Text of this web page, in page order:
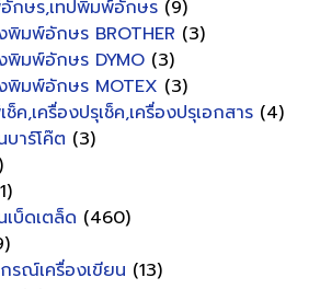
กษร,เทปพิมพ์อักษร (9)
พิมพ์อักษร BROTHER (3)
พิมพ์อักษร DYMO (3)
พิมพ์อักษร MOTEX (3)
ค,เครื่องปรุเช็ค,เครื่องปรุเอกสาร (4)
บาร์โค๊ต (3)
บ็ดเตล็ด (460)
รณ์เครื่องเขียน (13)